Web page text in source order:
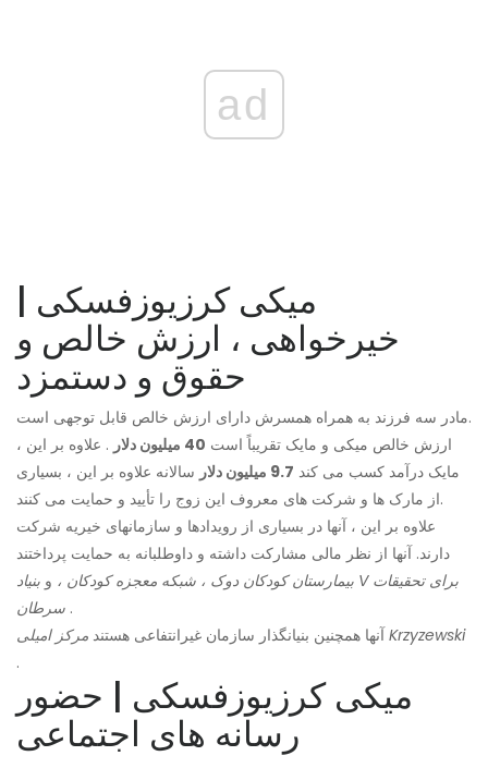
ad
میکی کرزیوزفسکی |
خیرخواهی ، ارزش خالص و
حقوق و دستمزد
مادر سه فرزند به همراه همسرش دارای ارزش خالص قابل توجهی است.
ارزش خالص میکی و مایک تقریباً است 40 میلیون دلار
. علاوه بر این ،
مایک درآمد کسب می کند 9.7 میلیون دلار
سالانه علاوه بر این ، بسیاری
از مارک ها و شرکت های معروف این زوج را تأیید و حمایت می کنند.
علاوه بر این ، آنها در بسیاری از رویدادها و سازمانهای خیریه شرکت
دارند. آنها از نظر مالی مشارکت داشته و داوطلبانه به حمایت پرداختند
بیمارستان کودکان دوک ، شبکه معجزه کودکان ، و بنیاد V برای تحقیقات
سرطان .
آنها همچنین بنیانگذار سازمان غیرانتفاعی هستند مرکز امیلی Krzyzewski
.
میکی کرزیوزفسکی | حضور
رسانه های اجتماعی